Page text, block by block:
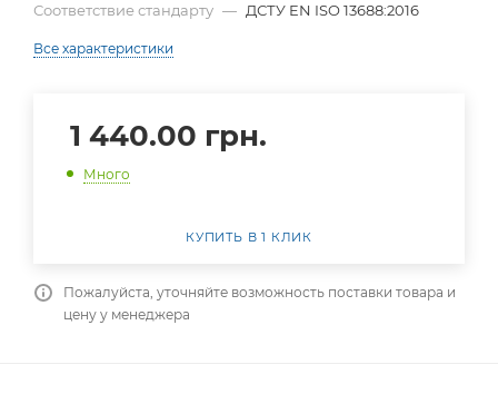
Соответствие стандарту — ДСТУ EN ISO 13688:2016
Все характеристики
1 440.00 грн.
Много
КУПИТЬ В 1 КЛИК
Пожалуйста, уточняйте возможность поставки товара и
цену у менеджера